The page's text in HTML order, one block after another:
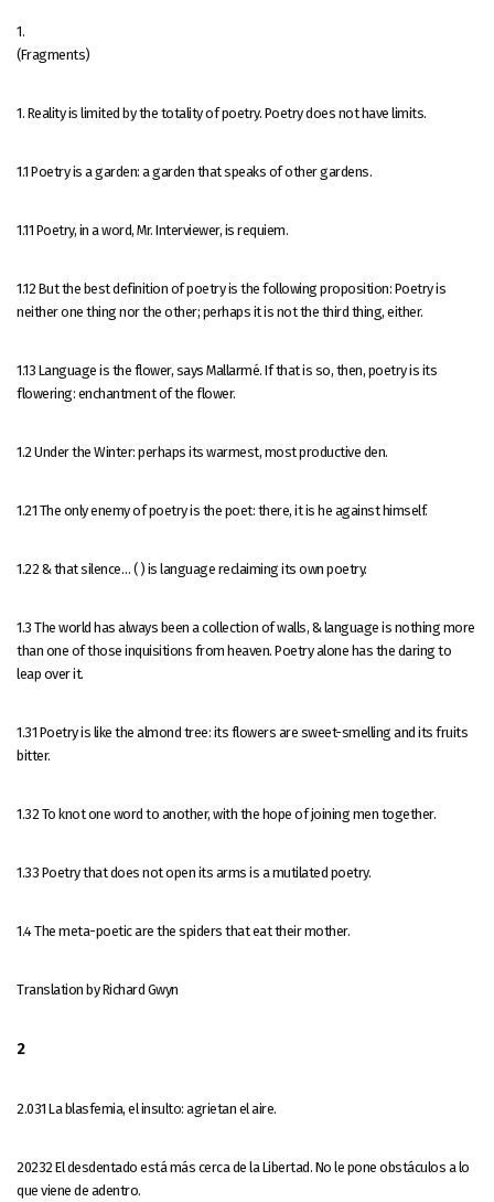
1.
(Fragments)
1. Reality is limited by the totality of poetry. Poetry does not have limits.
1.1 Poetry is a garden: a garden that speaks of other gardens.
1.11 Poetry, in a word, Mr. Interviewer, is requiem.
1.12 But the best definition of poetry is the following proposition: Poetry is
neither one thing nor the other; perhaps it is not the third thing, either.
1.13 Language is the flower, says Mallarmé. If that is so, then, poetry is its
flowering: enchantment of the flower.
1.2 Under the Winter: perhaps its warmest, most productive den.
1.21 The only enemy of poetry is the poet: there, it is he against himself.
1.22 & that silence… ( ) is language reclaiming its own poetry.
1.3 The world has always been a collection of walls, & language is nothing more
than one of those inquisitions from heaven. Poetry alone has the daring to
leap over it.
1.31 Poetry is like the almond tree: its flowers are sweet-smelling and its fruits
bitter.
1.32 To knot one word to another, with the hope of joining men together.
1.33 Poetry that does not open its arms is a mutilated poetry.
1.4 The meta-poetic are the spiders that eat their mother.
Translation by Richard Gwyn
2
2.031 La blasfemia, el insulto: agrietan el aire.
20232 El desdentado está más cerca de la Libertad. No le pone obstáculos a lo
que viene de adentro.